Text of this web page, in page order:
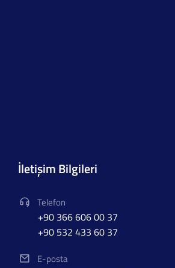
İletişim Bilgileri
Telefon
+90 366 606 00 37
+90 532 433 60 37
E-posta